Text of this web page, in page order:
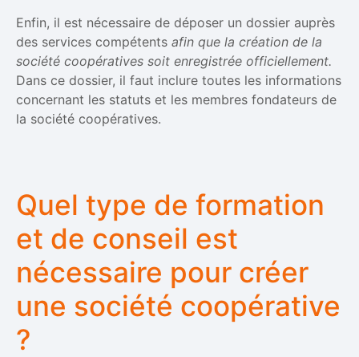
Enfin, il est nécessaire de déposer un dossier auprès
des services compétents afin que la création de la
société coopératives soit enregistrée officiellement.
Dans ce dossier, il faut inclure toutes les informations
concernant les statuts et les membres fondateurs de
la société coopératives.
Quel type de formation
et de conseil est
nécessaire pour créer
une société coopérative
?